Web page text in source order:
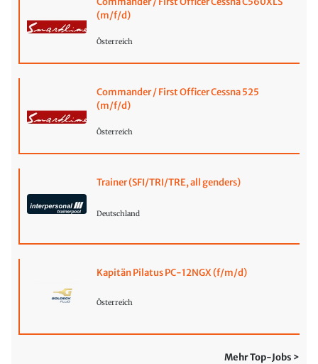
(m/f/d)
Österreich
Commander / First Officer Cessna 525
(m/f/d)
Österreich
Trainer (SFI/TRI/TRE, all genders)
Deutschland
Kapitän Pilatus PC-12NGX (f/m/d)
Österreich
Mehr Top-Jobs >